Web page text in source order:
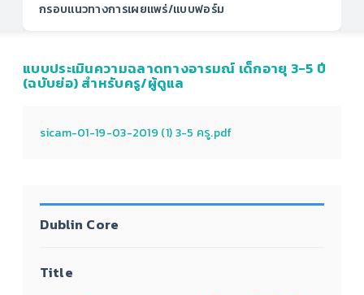
กรอบแนวทางการเผยแพร่/แบบฟอร์ม
แบบประเมินความฉลาดทางอารมณ์ เด็กอายุ 3-5 ปี
(ฉบับย่อ) สำหรับครู/ผู้ดูแล
sicam-01-19-03-2019 (1) 3-5 ครู.pdf
Dublin Core
Title